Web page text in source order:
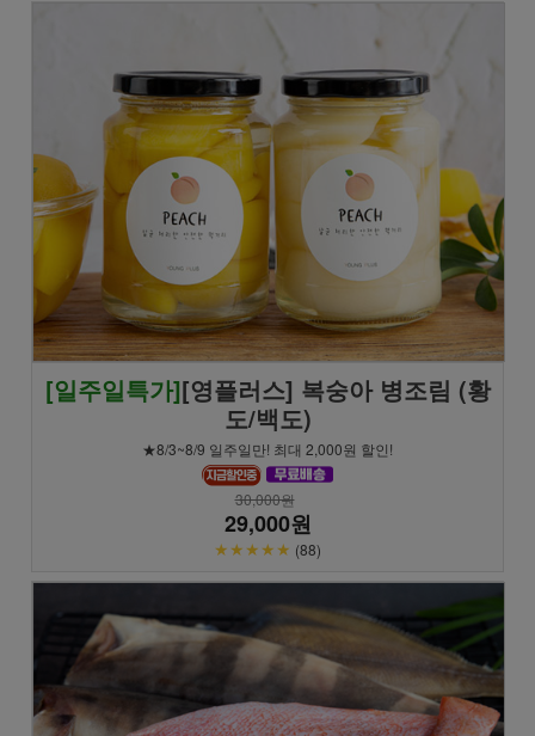
[일주일특가][영플러스] 복숭아 병조림 (황
도/백도)
★8/3~8/9 일주일만! 최대 2,000원 할인!
30,000원
29,000원
★★★★★ (88)